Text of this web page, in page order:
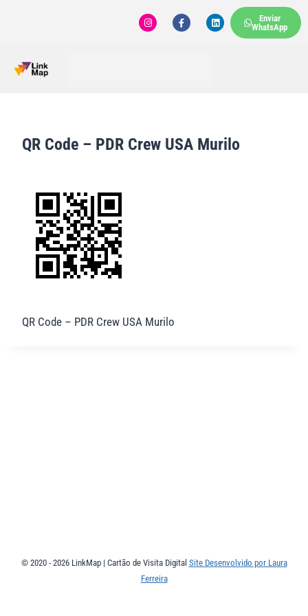
Enviar
WhatsApp
QR Code – PDR Crew USA Murilo
QR Code – PDR Crew USA Murilo
© 2020 - 2026 LinkMap | Cartão de Visita Digital Site Desenvolvido por Laura
Ferreira